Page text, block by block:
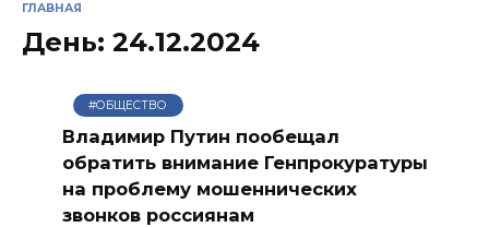
ГЛАВНАЯ
День: 24.12.2024
#ОБЩЕСТВО
Владимир Путин пообещал
обратить внимание Генпрокуратуры
на проблему мошеннических
звонков россиянам